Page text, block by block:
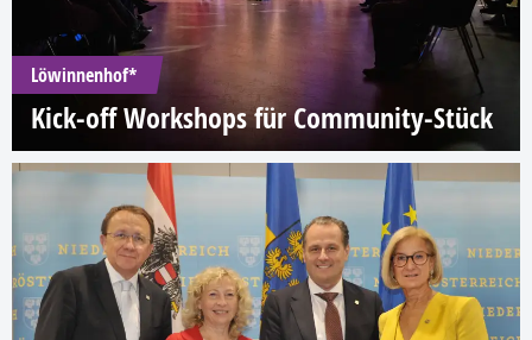
Löwinnenhof*
Kick-off Workshops für Community-Stück